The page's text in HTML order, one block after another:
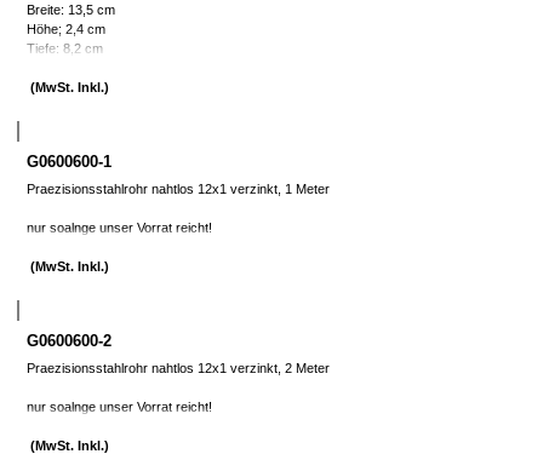
Breite: 13,5 cm
Höhe; 2,4 cm
Tiefe: 8,2 cm
(MwSt. Inkl.)
G0600600-1
Praezisionsstahlrohr nahtlos 12x1 verzinkt, 1 Meter
nur soalnge unser Vorrat reicht!
(MwSt. Inkl.)
G0600600-2
Praezisionsstahlrohr nahtlos 12x1 verzinkt, 2 Meter
nur soalnge unser Vorrat reicht!
(MwSt. Inkl.)